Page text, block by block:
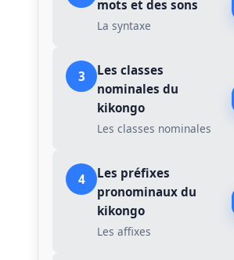
mots et des sons
La syntaxe
3
Les classes
nominales du
kikongo
Les classes nominales
4
Les préfixes
pronominaux du
kikongo
Les affixes